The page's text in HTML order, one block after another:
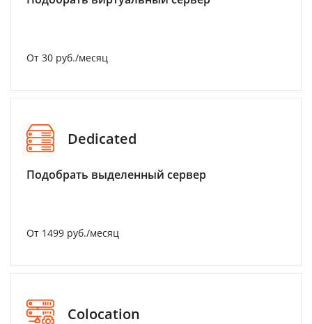
От 30 руб./месяц
Dedicated
Подобрать выделенный сервер
От 1499 руб./месяц
Colocation